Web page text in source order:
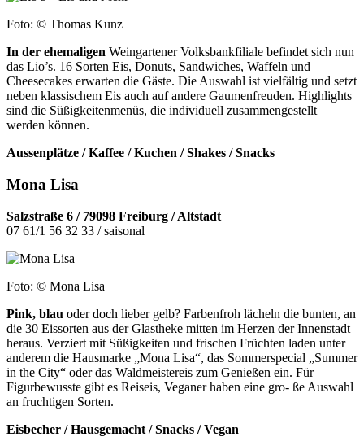
Foto: © Thomas Kunz
In der ehemaligen Weingartener Volksbankfiliale befindet sich nun
das Lio’s. 16 Sorten Eis, Donuts, Sandwiches, Waffeln und
Cheesecakes erwarten die Gäste. Die Auswahl ist vielfältig und setzt
neben klassischem Eis auch auf andere Gaumenfreuden. Highlights
sind die Süßigkeitenmenüs, die individuell zusammengestellt
werden können.
Aussenplätze / Kaffee / Kuchen / Shakes / Snacks
Mona Lisa
Salzstraße 6 / 79098 Freiburg / Altstadt
07 61/1 56 32 33 / saisonal
Foto: © Mona Lisa
Pink, blau oder doch lieber gelb? Farbenfroh lächeln die bunten, an
die 30 Eissorten aus der Glastheke mitten im Herzen der Innenstadt
heraus. Verziert mit Süßigkeiten und frischen Früchten laden unter
anderem die Hausmarke „Mona Lisa“, das Sommerspecial „Summer
in the City“ oder das Waldmeistereis zum Genießen ein. Für
Figurbewusste gibt es Reiseis, Veganer haben eine gro- ße Auswahl
an fruchtigen Sorten.
Eisbecher / Hausgemacht / Snacks / Vegan